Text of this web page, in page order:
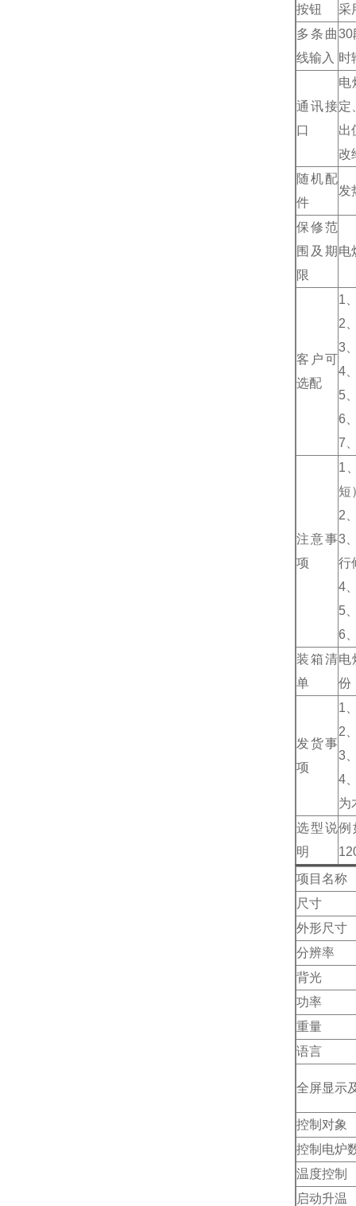
按钮
采
多条曲
线输入
30
时
通讯接
口
电
定
出
改
随机配
件
发
保修范
围及期
限
电
客户可
选配
1
2
3
4
5
6
7
注意事
项
1
短
2
3
行
4
5
6
装箱清
单
电
份
发货事
项
1
2
3
4
为
选型说
明
例
项目名称
尺寸
外形尺寸
分辨率
背光
功率
重量
语言
全屏显示
控制对象
控制电炉
温度控制
启动升温